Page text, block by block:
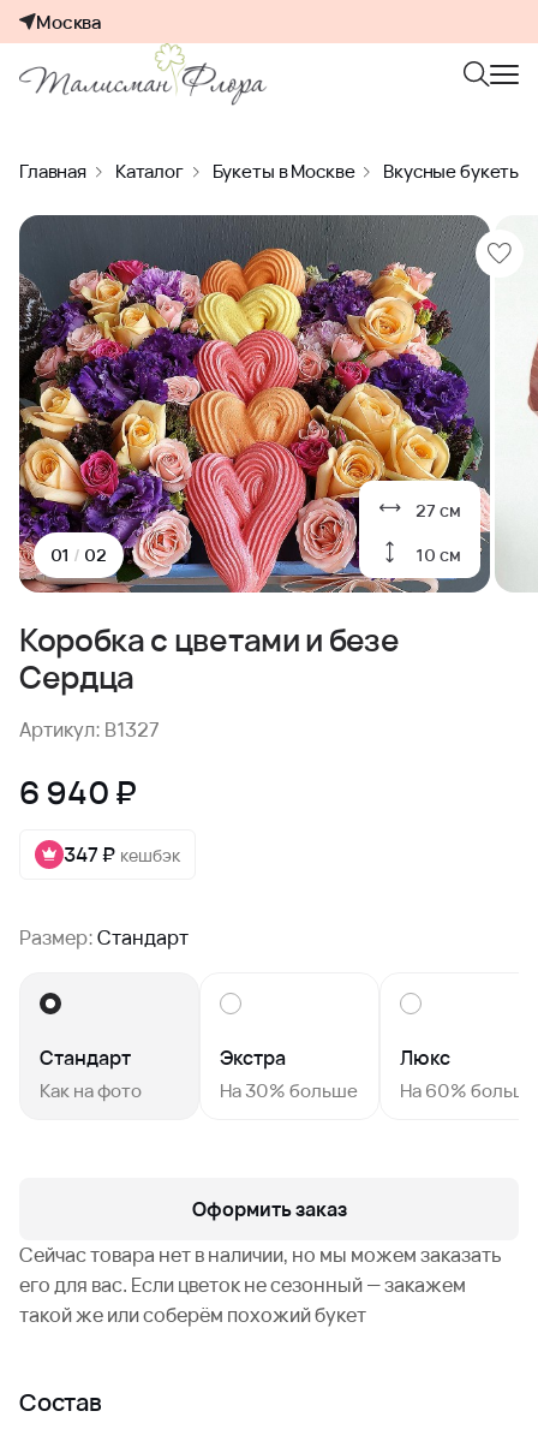
Москва
Главная Каталог Букеты в Москве Вкусные букеты
27 см
10 см
01 / 02
Коробка с цветами и безе
Сердца
Артикул: B1327
6 940 ₽
347 ₽ кешбэк
Размер:Стандарт
Стандарт
Как на фото
Экстра
На 30% больше
Люкс
На 60% больше
Оформить заказ
Сейчас товара нет в наличии, но мы можем заказать
его для вас. Если цветок не сезонный — закажем
такой же или соберём похожий букет
Состав